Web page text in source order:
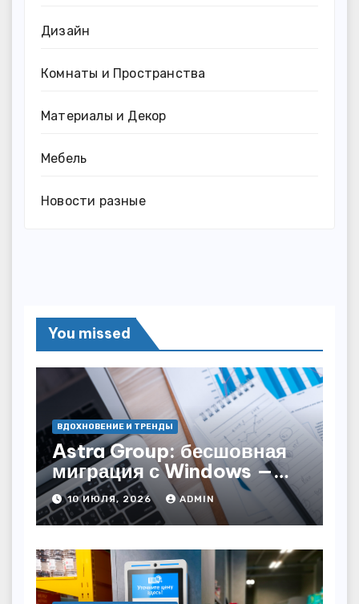
Дизайн
Комнаты и Пространства
Материалы и Декор
Мебель
Новости разные
You missed
ВДОХНОВЕНИЕ И ТРЕНДЫ
Astra Group: бесшовная
миграция с Windows —
как сохранить бизнес-
непрерывность
10 ИЮЛЯ, 2026 ADMIN